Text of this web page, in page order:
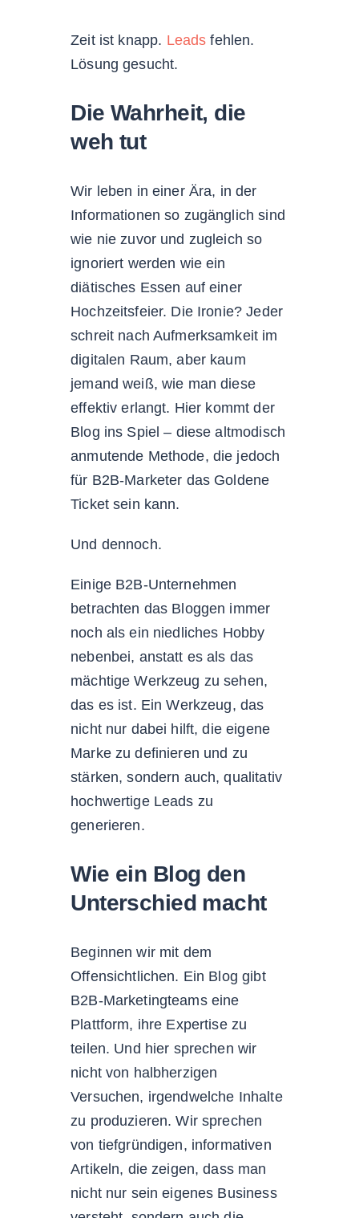
Zeit ist knapp. Leads fehlen.
Lösung gesucht.
Die Wahrheit, die
weh tut
Wir leben in einer Ära, in der
Informationen so zugänglich sind
wie nie zuvor und zugleich so
ignoriert werden wie ein
diätisches Essen auf einer
Hochzeitsfeier. Die Ironie? Jeder
schreit nach Aufmerksamkeit im
digitalen Raum, aber kaum
jemand weiß, wie man diese
effektiv erlangt. Hier kommt der
Blog ins Spiel – diese altmodisch
anmutende Methode, die jedoch
für B2B-Marketer das Goldene
Ticket sein kann.
Und dennoch.
Einige B2B-Unternehmen
betrachten das Bloggen immer
noch als ein niedliches Hobby
nebenbei, anstatt es als das
mächtige Werkzeug zu sehen,
das es ist. Ein Werkzeug, das
nicht nur dabei hilft, die eigene
Marke zu definieren und zu
stärken, sondern auch, qualitativ
hochwertige Leads zu
generieren.
Wie ein Blog den
Unterschied macht
Beginnen wir mit dem
Offensichtlichen. Ein Blog gibt
B2B-Marketingteams eine
Plattform, ihre Expertise zu
teilen. Und hier sprechen wir
nicht von halbherzigen
Versuchen, irgendwelche Inhalte
zu produzieren. Wir sprechen
von tiefgründigen, informativen
Artikeln, die zeigen, dass man
nicht nur sein eigenes Business